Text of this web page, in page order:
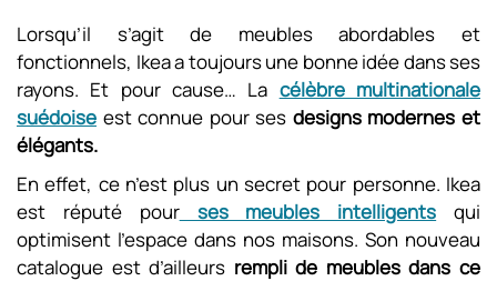
Lorsqu’il s’agit de meubles abordables et
fonctionnels, Ikea a toujours une bonne idée dans ses
rayons. Et pour cause… La célèbre multinationale
suédoise est connue pour ses designs modernes et
élégants.
En effet, ce n’est plus un secret pour personne. Ikea
est réputé pourses meubles intelligents qui
optimisent l’espace dans nos maisons. Son nouveau
catalogue est d’ailleurs rempli de meubles dans ce